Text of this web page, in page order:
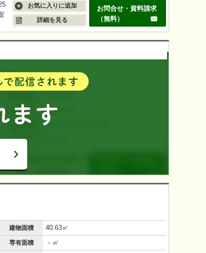
お気に入りに追加
詳細を見る
お問合せ・資料請求
（無料）
建物面積 40.63㎡
専有面積 －㎡